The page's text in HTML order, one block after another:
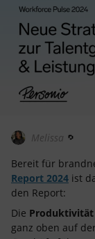
Melissa
Bereit für
Report 2024 ist
den Report:
Die Produktivität
ganz oben auf